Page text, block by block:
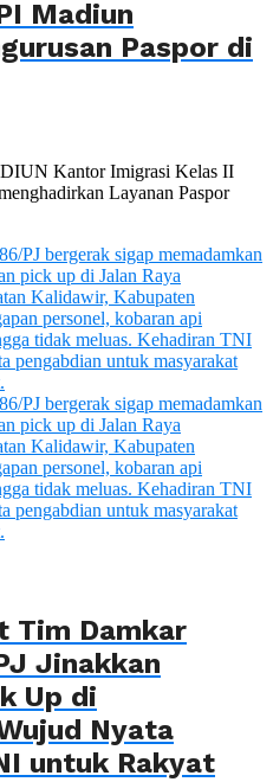
Madiun
Paspor di
Kantor Imigrasi Kelas II
Layanan Paspor
Tim Damkar
Jinakkan
Up di
Nyata
untuk Rakyat